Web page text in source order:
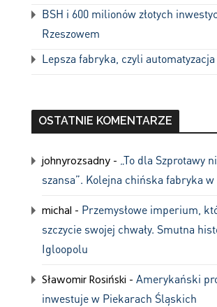
BSH i 600 milionów złotych
Rzeszowem
Lepsza fabryka, czyli automatyzacja
OSTATNIE KOMENTARZE
johnyrozsadny- „To dla Szprotawy
szansa”. Kolejna chińska fabryka
michal - Przemysłowe imperium,
szczycie swojej chwały. Smutna
Igloopolu
Sławomir Rosiński - Amerykański
inwestuje w Piekarach Śląskich